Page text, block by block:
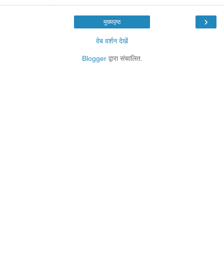
›
मुख्यपृष्ठ
वेब वर्शन देखें
Bloggerद्वारा संचालित.